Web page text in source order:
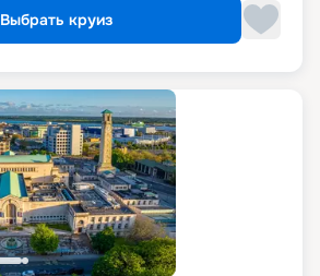
Выбрать круиз